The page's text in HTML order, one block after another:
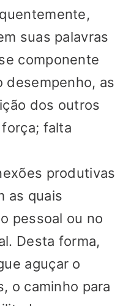
suas palavras
componente
desempenho, as
dos outros
falta
produtivas
as quais
pessoal ou no
Desta forma,
aguçar o
o caminho para